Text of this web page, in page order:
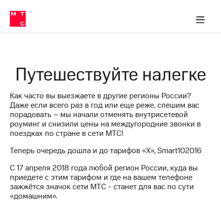
связь
Сервисы и подписки
30% на связь
кабинеты
Мобильная
и
ТВ
Спутниковое
ТВ
МТС
Деньги
связь
Перенести
номер
в МТС
Тарифы
в МТС
Роуминг
кабинет
приложение
Мой
МТС
Акции
Путешествуйте налегке
Как часто вы выезжаете в другие регионы России?
Даже если всего раз в год или еще реже, спешим вас
порадовать – мы начали отменять внутрисетевой
роуминг и снизили цены на междугородние звонки в
поездках по стране в сети МТС!
Теперь очередь дошла и до тарифов «X», Smart102016
C 17 апреля 2018 года любой регион России, куда вы
приедете с этим тарифом и где на вашем телефоне
зажжётся значок сети МТС - станет для вас по сути
«домашним».